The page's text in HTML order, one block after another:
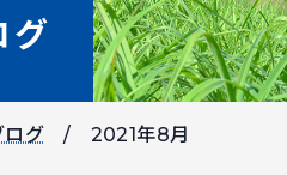
グ
ログ 2021年8月